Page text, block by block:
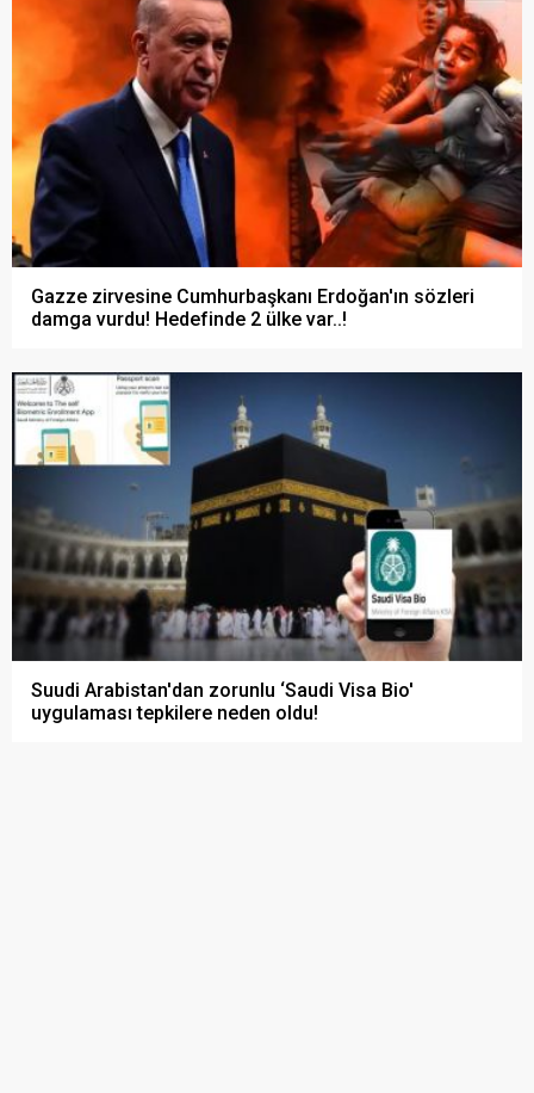
Gazze zirvesine Cumhurbaşkanı Erdoğan'ın sözleri
damga vurdu! Hedefinde 2 ülke var..!
Suudi Arabistan'dan zorunlu ‘Saudi Visa Bio'
uygulaması tepkilere neden oldu!